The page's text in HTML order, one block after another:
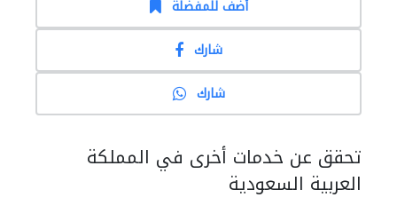
أضف للمفضلة
شارك
شارك
تحقق عن خدمات أخرى في المملكة
العربية السعودية